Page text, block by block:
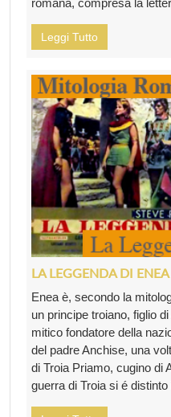
romana, compresa la
Leggi Tutto
LA LEGGENDA DI ENEA
Enea è, secondo la
un principe troiano, figlio
mitico fondatore della
del padre Anchise, una
di Troia Priamo, cugino di
guerra di Troia si é distinto